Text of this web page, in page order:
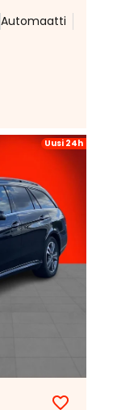
Automaatti
Uusi 24h